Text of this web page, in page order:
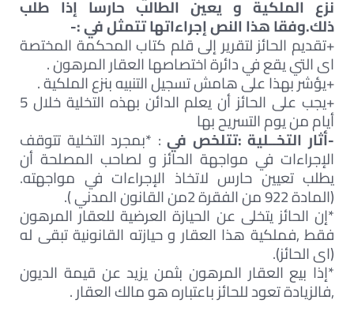
نزع الملكية و يعين الطالب حارسا إذا طلب
ذلك.وفقا هذا النص إجراءاتها تتمثل في :-
+تقديم الحائز لتقرير إلى قلم كتاب المحكمة المختصة
اى التي يقع في دائرة اختصاصها العقار المرهون .
+يؤشر بهذا على هامش تسجيل التنبيه بنزع الملكية .
+يجب على الحائز أن يعلم الدائن بهذه التخلية خلال 5
أيام من يوم التسريح بها
-أثار التخــلية :تتلخص في: *بمجرد التخلية تتوقف
الإجراءات في مواجهة الحائز و لصاحب المصلحة أن
يطلب تعيين حارس لاتخاذ الإجراءات في مواجهته.
(المادة 922 من الفقرة 2من القانون المدني ).
*إن الحائز يتخلى عن الحيازة العرضية للعقار المرهون
فقط ,فملكية هذا العقار و حيازته القانونية تبقى له
(اى الحائز).
*إذا بيع العقار المرهون بثمن يزيد عن قيمة الديون
,فالزيادة تعود للحائز باعتباره هو مالك العقار .